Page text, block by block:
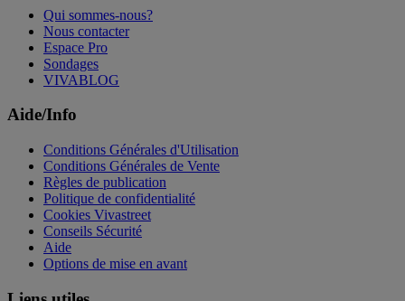
Qui sommes-nous?
Nous contacter
Espace Pro
Sondages
VIVABLOG
Aide/Info
Conditions Générales d'Utilisation
Conditions Générales de Vente
Règles de publication
Politique de confidentialité
Cookies Vivastreet
Conseils Sécurité
Aide
Options de mise en avant